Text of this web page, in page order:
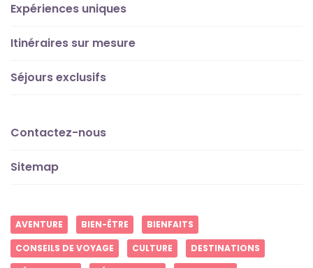
Expériences uniques
Itinéraires sur mesure
Séjours exclusifs
Contactez-nous
Sitemap
AVENTURE BIEN-ÊTRE
BIENFAITS
CONSEILS DE VOYAGE
CULTURE
DESTINATIONS